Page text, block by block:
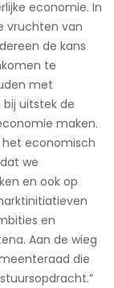
economie. In
vruchten van
de kans
te
met
uitstek de
maken.
economisch
we
en ook op
en
Aan de wieg
die